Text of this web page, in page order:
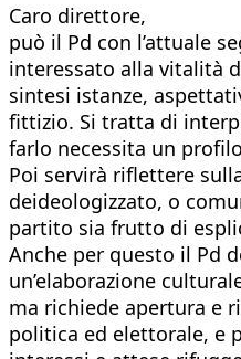
Caro direttore,
può il Pd con l’attuale
interessato alla vitalità
sintesi istanze,
fittizio. Si tratta di
farlo necessita un
Poi servirà riflettere
deideologizzato, o
partito sia frutto di
Anche per questo il Pd
un’elaborazione
ma richiede apertura e
politica ed elettorale, e